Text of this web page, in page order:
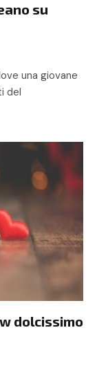
su
una giovane
del
dolcissimo